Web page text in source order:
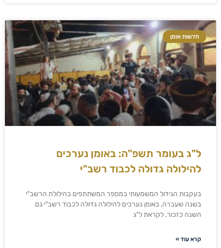
חדשות אומן
ל"ג בעומר תשפ"ה: באומן נערכים
להילולה גדולה לכבוד רשב"י
בעקבות הגידול המשמעותי במספר המשתתפים בהילולת הרשב"י
בשנה שעברה, באומן נערכים להילולה גדולה לכבוד רשב"י גם
השנה כזכור, לקראת ל"ג
קרא עוד »